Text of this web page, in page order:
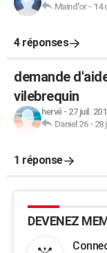
Maind'or- 14
4 réponses
demande
vilebrequin
hervé- 27 juil.
Daniel 26- 28
1 réponse
DEVENEZ